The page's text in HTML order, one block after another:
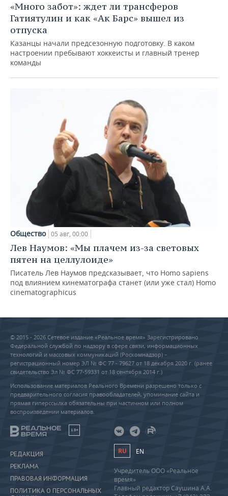
«Много забот»: ждет ли трансферов
Гатиятулин и как «Ак Барс» вышел из
отпуска
Казанцы начали предсезонную подготовку. В каком
настроении пребывают хоккеисты и главный тренер
команды
Общество 05 авг, 00:00
Лев Наумов: «Мы плачем из-за световых
пятен на целлулоиде»
Писатель Лев Наумов предсказывает, что Homo sapiens
под влиянием кинематографа станет (или уже стал) Homo
cinematographicus
© 2015 - 2026 Сетевое издание «Реальное время» Зарегистрировано
Федеральной службой по надзору в сфере связи, информационных
технологий и массовых коммуникаций (Роскомнадзор) –
регистрационный номер ЭЛ № ФС 77 - 79627 от 18 декабря 2020 г. (ранее
свидетельство Эл № ФС 77-59331 от 18 сентября 2014 г.)
Использование материалов Реального Времени разрешено только с
предварительного согласия правообладателей, упоминание сайта и
прямая гиперссылка обязательны при частичном или полном
воспроизведении материалов.
18+
РЕДАКЦИЯ
РЕКЛАМА
ПРАВОВАЯ ИНФОРМАЦИЯ
ПОЛИТИКА О ПЕРСОНАЛЬНЫХ
RU EN
Учредитель ООО «Реальное
время»
Главный редактор Саушина А.А.